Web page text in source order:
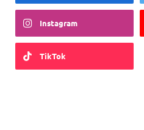
Instagram
TikTok